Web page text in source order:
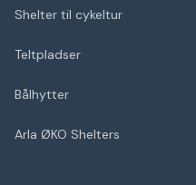
Shelter til cykeltur
Teltpladser
Bålhytter
Arla ØKO Shelters